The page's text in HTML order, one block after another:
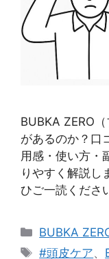
BUBKA ZERO
があるのか？口
用感・使い方・
りやすく解説し
ひご一読くださ
カ
テ
BUBKA
タ
#頭皮ケア、